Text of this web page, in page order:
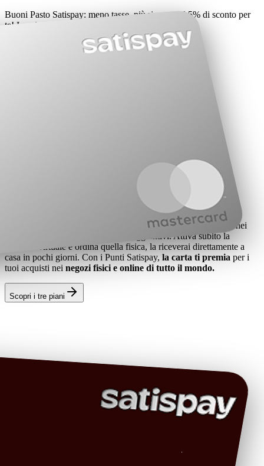
Buoni Pasto Satispay: meno tasse, più risparmio! 5% di sconto per
te! Inserisci il codice
Carte Satispay, senza confini
carta di debito Mastercard inclusa nei
piani in abbonamento, senza costi aggiuntivi. Attiva subito la
versione virtuale e ordina quella fisica, la riceverai direttamente a
casa in pochi giorni. Con i Punti Satispay, la carta ti premia per i
tuoi acquisti nei negozi fisici e online di tutto il mondo.
Scopri i tre piani